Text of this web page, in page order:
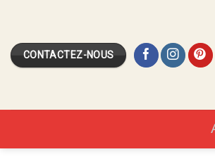
content
CONTACTEZ-NOUS